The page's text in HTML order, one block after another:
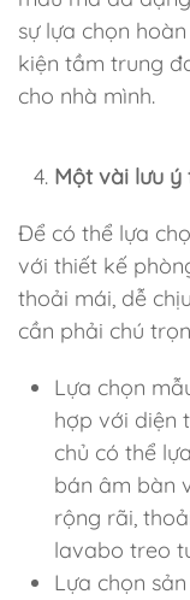
sự lựa chọn
kiện tầm trung
cho nhà mình.
Một vài lưu
Để có thể lựa
với thiết kế
thoải mái, dễ
cần phải chú
Lựa chọn
hợp với diện
chủ có thể
bán âm bàn
rộng rãi,
lavabo treo
Lựa chọn